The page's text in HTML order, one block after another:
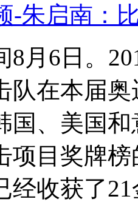
-朱启南：
6日。
队在本届
国、美国
项目奖牌
经收获了